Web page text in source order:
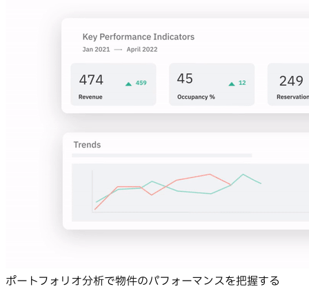
ポートフォリオ分析で物件のパフォーマンスを把握する